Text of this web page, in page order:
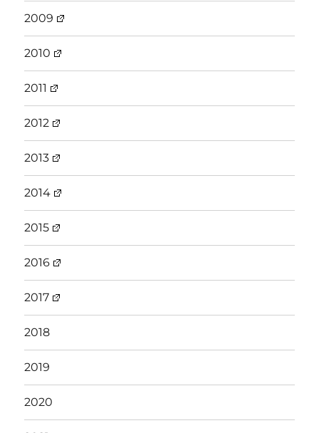
2009
2010
2011
2012
2013
2014
2015
2016
2017
2018
2019
2020